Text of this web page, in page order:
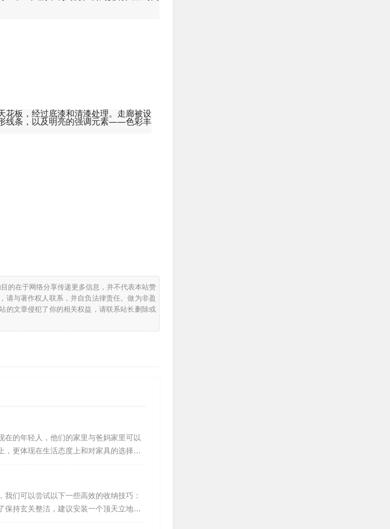
花板，经过底漆和清漆处理。走廊被设
线条，以及明亮的强调元素——色彩丰
的在于网络分享传递更多信息，并不代表本站赞
请与著作权人联系，并自负法律责任。做为非盈
的文章侵犯了你的相关权益，请联系站长删除或
在的年轻人，他们的家里与爸妈家里可以
，更体现在生活态度上和对家具的选择
的理解是：无论哪个卧室，都必须要有一
越多人不在卧室放“双人床”了？学学广东
室虽然是用来睡觉的，但不能只用来睡
，但没有必要都使用千篇一律的双人床，
们可以尝试以下一些高效的收纳技巧：
持玄关整洁，建议安装一个顶天立地的
序地分开存放。你见过哪些特别厉害的收